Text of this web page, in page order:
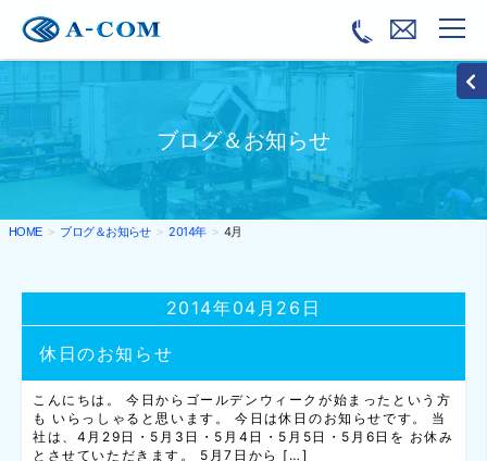
ブログ＆お知らせ
HOME ブログ＆お知らせ 2014年 4月
休日のお知らせ
2014年04月26日
こんにちは。 今日からゴールデンウィークが始まったという方
も いらっしゃると思います。 今日は休日のお知らせです。 当
社は、4月29日・5月3日・5月4日・5月5日・5月6日を お休み
とさせていただきます。 5月7日から […]